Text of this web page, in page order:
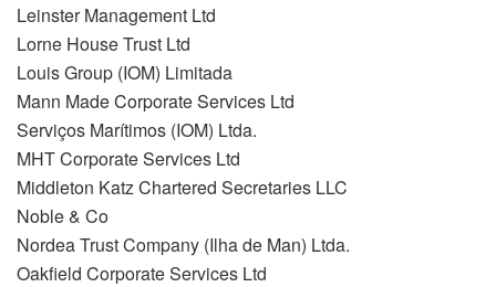
Leinster Management Ltd
Lorne House Trust Ltd
Louis Group (IOM) Limitada
Mann Made Corporate Services Ltd
Serviços Marítimos (IOM) Ltda.
MHT Corporate Services Ltd
Middleton Katz Chartered Secretaries LLC
Noble & Co
Nordea Trust Company (Ilha de Man) Ltda.
Oakfield Corporate Services Ltd